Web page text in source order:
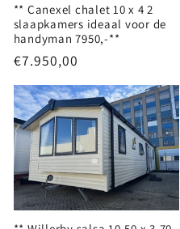
** Canexel chalet 10 x 4 2
slaapkamers ideaal voor de
handyman 7950,-**
Normale
prijs
€7.950,00